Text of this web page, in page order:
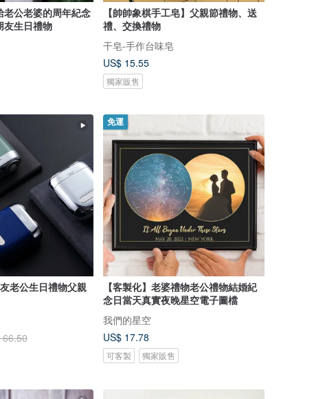
老公老婆的周年紀念
友生日禮物
【帥帥象棋手工皂】父親節禮物、送
禮、交換禮物
干皂-手作台味皂
US$ 15.55
獨家販售
老公生日禮物父親
66.50
免運
【客製化】老婆禮物老公禮物結婚紀
念日當天真實夜晚星空電子圖檔
我們的星空
US$ 17.78
可客製 獨家販售